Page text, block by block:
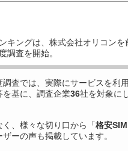
キングは、株式会社オリコン
調査を開始。
査では、実際にサービスを利
を基に、調査企業36社を対象に
、様々な切り口から「格安SIM
ーの声も掲載しています。